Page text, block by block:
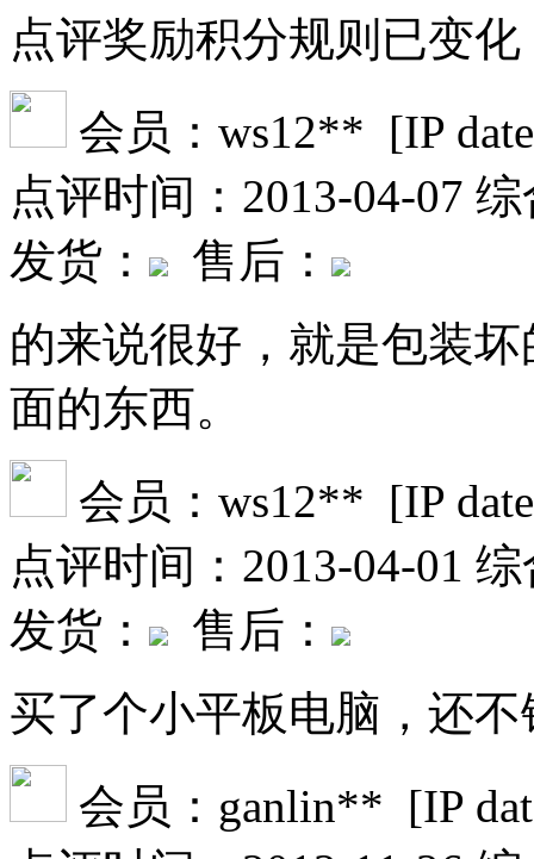
点评奖励积分规则已变化
会员：ws12** [IP date
点评时间：2013-04-07 综
发货：
售后：
的来说很好，就是包装
面的东西。
会员：ws12** [IP date
点评时间：2013-04-01 综
发货：
售后：
买了个小平板电脑，还不
会员：ganlin** [IP